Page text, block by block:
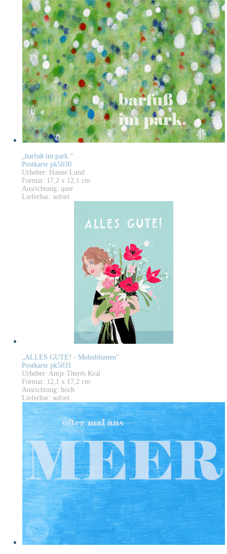
„barfuß im park.“
Postkarte pk5030
Urheber: Hanne Lund
Format: 17,2 x 12,1 cm
Ausrichtung: quer
Lieferbar: sofort
„ALLES GUTE! - Mohnblumen“
Postkarte pk5031
Urheber: Antje Therés Kral
Format: 12,1 x 17,2 cm
Ausrichtung: hoch
Lieferbar: sofort